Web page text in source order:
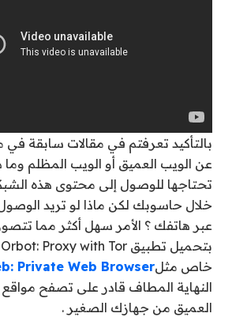
بالتأكيد تعرفتم في مقالات سابقة
عن الويب العميق أو الويب المظلم وما
تحتاجها للوصول إلى محتوى هذه
خلال حاسوبك لكن ماذا لو تريد
عبر هاتفك ؟ الأمر سهل أكثر مما
خاص مثلPrivate Web Browser
النهاية المطاف قادر على تصفح
العميق من جهازك الصغير .